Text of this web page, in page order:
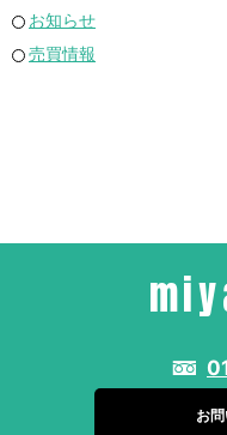
お知らせ
売買情報
お